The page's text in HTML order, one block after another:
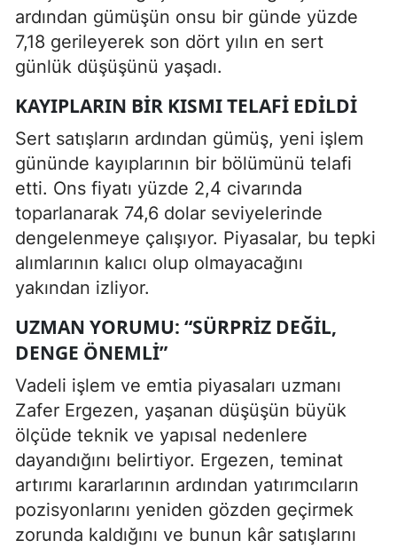
ardından gümüşün onsu bir günde yüzde
7,18 gerileyerek son dört yılın en sert
günlük düşüşünü yaşadı.
KAYIPLARIN BIR KISMI TELAFI EDILDI
Sert satışların ardından gümüş, yeni işlem
gününde kayıplarının bir bölümünü telafi
etti. Ons fiyatı yüzde 2,4 civarında
toparlanarak 74,6 dolar seviyelerinde
dengelenmeye çalışıyor. Piyasalar, bu tepki
alımlarının kalıcı olup olmayacağını
yakından izliyor.
UZMAN YORUMU: “SÜRPRIZ DEĞIL,
DENGE ÖNEMLI”
Vadeli işlem ve emtia piyasaları uzmanı
Zafer Ergezen, yaşanan düşüşün büyük
ölçüde teknik ve yapısal nedenlere
dayandığını belirtiyor. Ergezen, teminat
artırımı kararlarının ardından yatırımcıların
pozisyonlarını yeniden gözden geçirmek
zorunda kaldığını ve bunun kâr satışlarını